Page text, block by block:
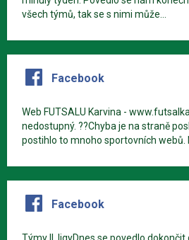
všech týmů, tak se s nimi může...
Facebook
Web FUTSALU Karvina -
nedostupný. ??Chyba je na straně
postihlo to mnoho sportovních webů.
Facebook